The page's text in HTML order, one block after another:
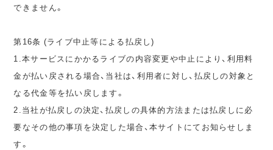
できません。
第16条 (ライブ中止等による払戻し)
1.本サービスにかかるライブの内容変更や中止により、利用料
金が払い戻される場合、当社は、利用者に対し、払戻しの対象と
なる代金等を払い戻します。
2.当社が払戻しの決定、払戻しの具体的方法または払戻しに必
要なその他の事項を決定した場合、本サイトにてお知らせしま
す。